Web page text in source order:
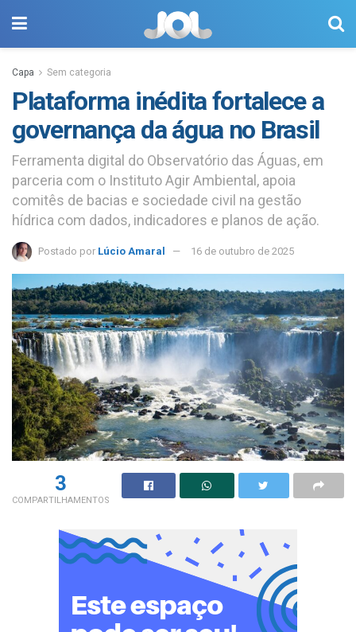
Capa Sem categoria
Plataforma inédita fortalece a
governança da água no Brasil
Ferramenta digital do Observatório das Águas, em
parceria com o Instituto Agir Ambiental, apoia
comitês de bacias e sociedade civil na gestão
hídrica com dados, indicadores e planos de ação.
Postado por Lúcio Amaral 16 de outubro de 2025
3
COMPARTILHAMENTOS